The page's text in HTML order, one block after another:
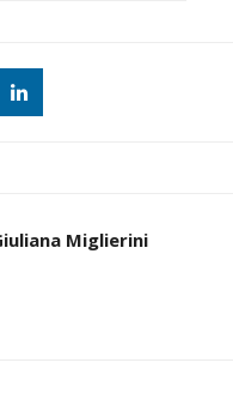
Miglierini